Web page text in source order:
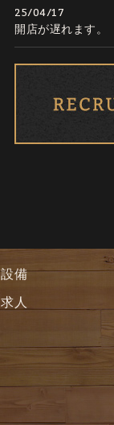
25/04/17
開店が遅れます。
設備
求人